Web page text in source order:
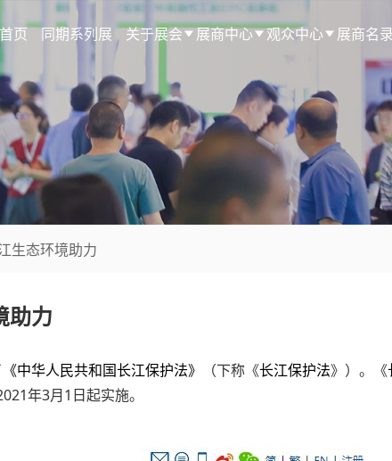
首页 同期系列展 关于展会 展商中心 观众中心 展商名录
生态环境助力
助力
《中华人民共和国长江保护法》 （下称《长江保护法》）。《
年3月1日起实施。